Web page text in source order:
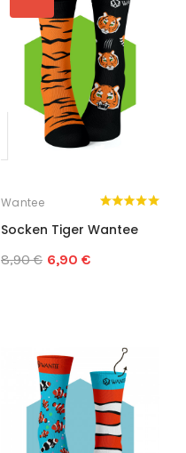
Wantee
Socken Tiger Wantee
8,90 € 6,90 €